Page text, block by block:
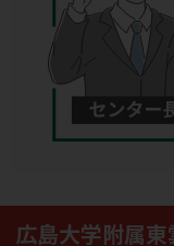
広島大学附属